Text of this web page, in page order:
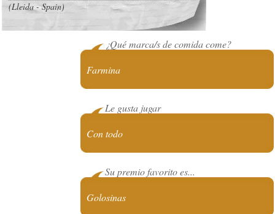
(Lleida - Spain)
¿Qué marca/s de comida come?
Farmina
Le gusta jugar
Con todo
Su premio favorito es...
Golosinas